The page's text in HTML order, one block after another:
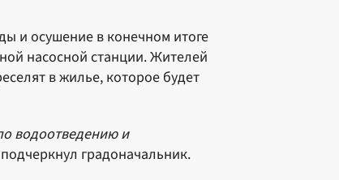
и осушение в конечном итоге
насосной станции. Жителей
в жилье, которое будет
водоотведению и
подчеркнул градоначальник.